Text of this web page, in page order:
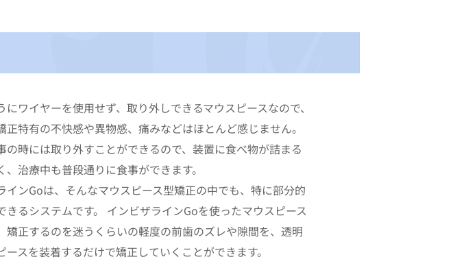
にワイヤーを使用せず、取り外しできるマウスピースなので、
正特有の不快感や異物感、痛みなどはほとんど感じません。
の時には取り外すことができるので、装置に食べ物が詰まる
、治療中も普段通りに食事ができます。
インGoは、そんなマウスピース型矯正の中でも、特に部分的
きるシステムです。 インビザラインGoを使ったマウスピース
矯正するのを迷うくらいの軽度の前歯のズレや隙間を、透明
ースを装着するだけで矯正していくことができます。